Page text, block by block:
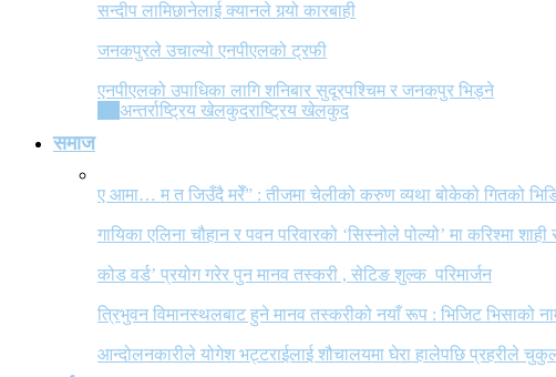
सन्दीप लामिछानेलाई क्यानले गर्‍यो कारबाही
जनकपुरले उचाल्यो एनपीएलको ट्रफी
एनपीएलको उपाधिका लागि शनिबार सुदूरपश्चिम र जनकपुर भिड्ने
अन्तर्राष्ट्रिय खेलकुदराष्ट्रिय खेलकुद
समाज
ए आमा… म त जिउँदै मरेँ” : तीजमा चेलीको करुण व्यथा बोकेको गितको
गायिका एलिना चौहान र पवन परिवारको ‘सिस्नोले पोल्यो’ मा करिश्मा
कोड वर्ड’ प्रयोग गरेर पुन मानव तस्करी , सेटिङ शुल्क परिमार्जन
त्रिभुवन विमानस्थलबाट हुने मानव तस्करीको नयाँ रूप : भिजिट भिसाको
आन्दोलनकारीले योगेश भट्टराईलाई शौचालयमा घेरा हालेपछि प्रहरीले चुकुल